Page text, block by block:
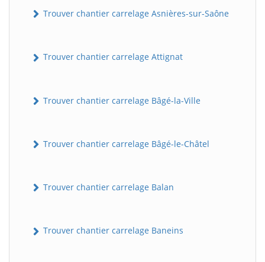
Trouver chantier carrelage Asnières-sur-Saône
Trouver chantier carrelage Attignat
Trouver chantier carrelage Bâgé-la-Ville
Trouver chantier carrelage Bâgé-le-Châtel
Trouver chantier carrelage Balan
Trouver chantier carrelage Baneins